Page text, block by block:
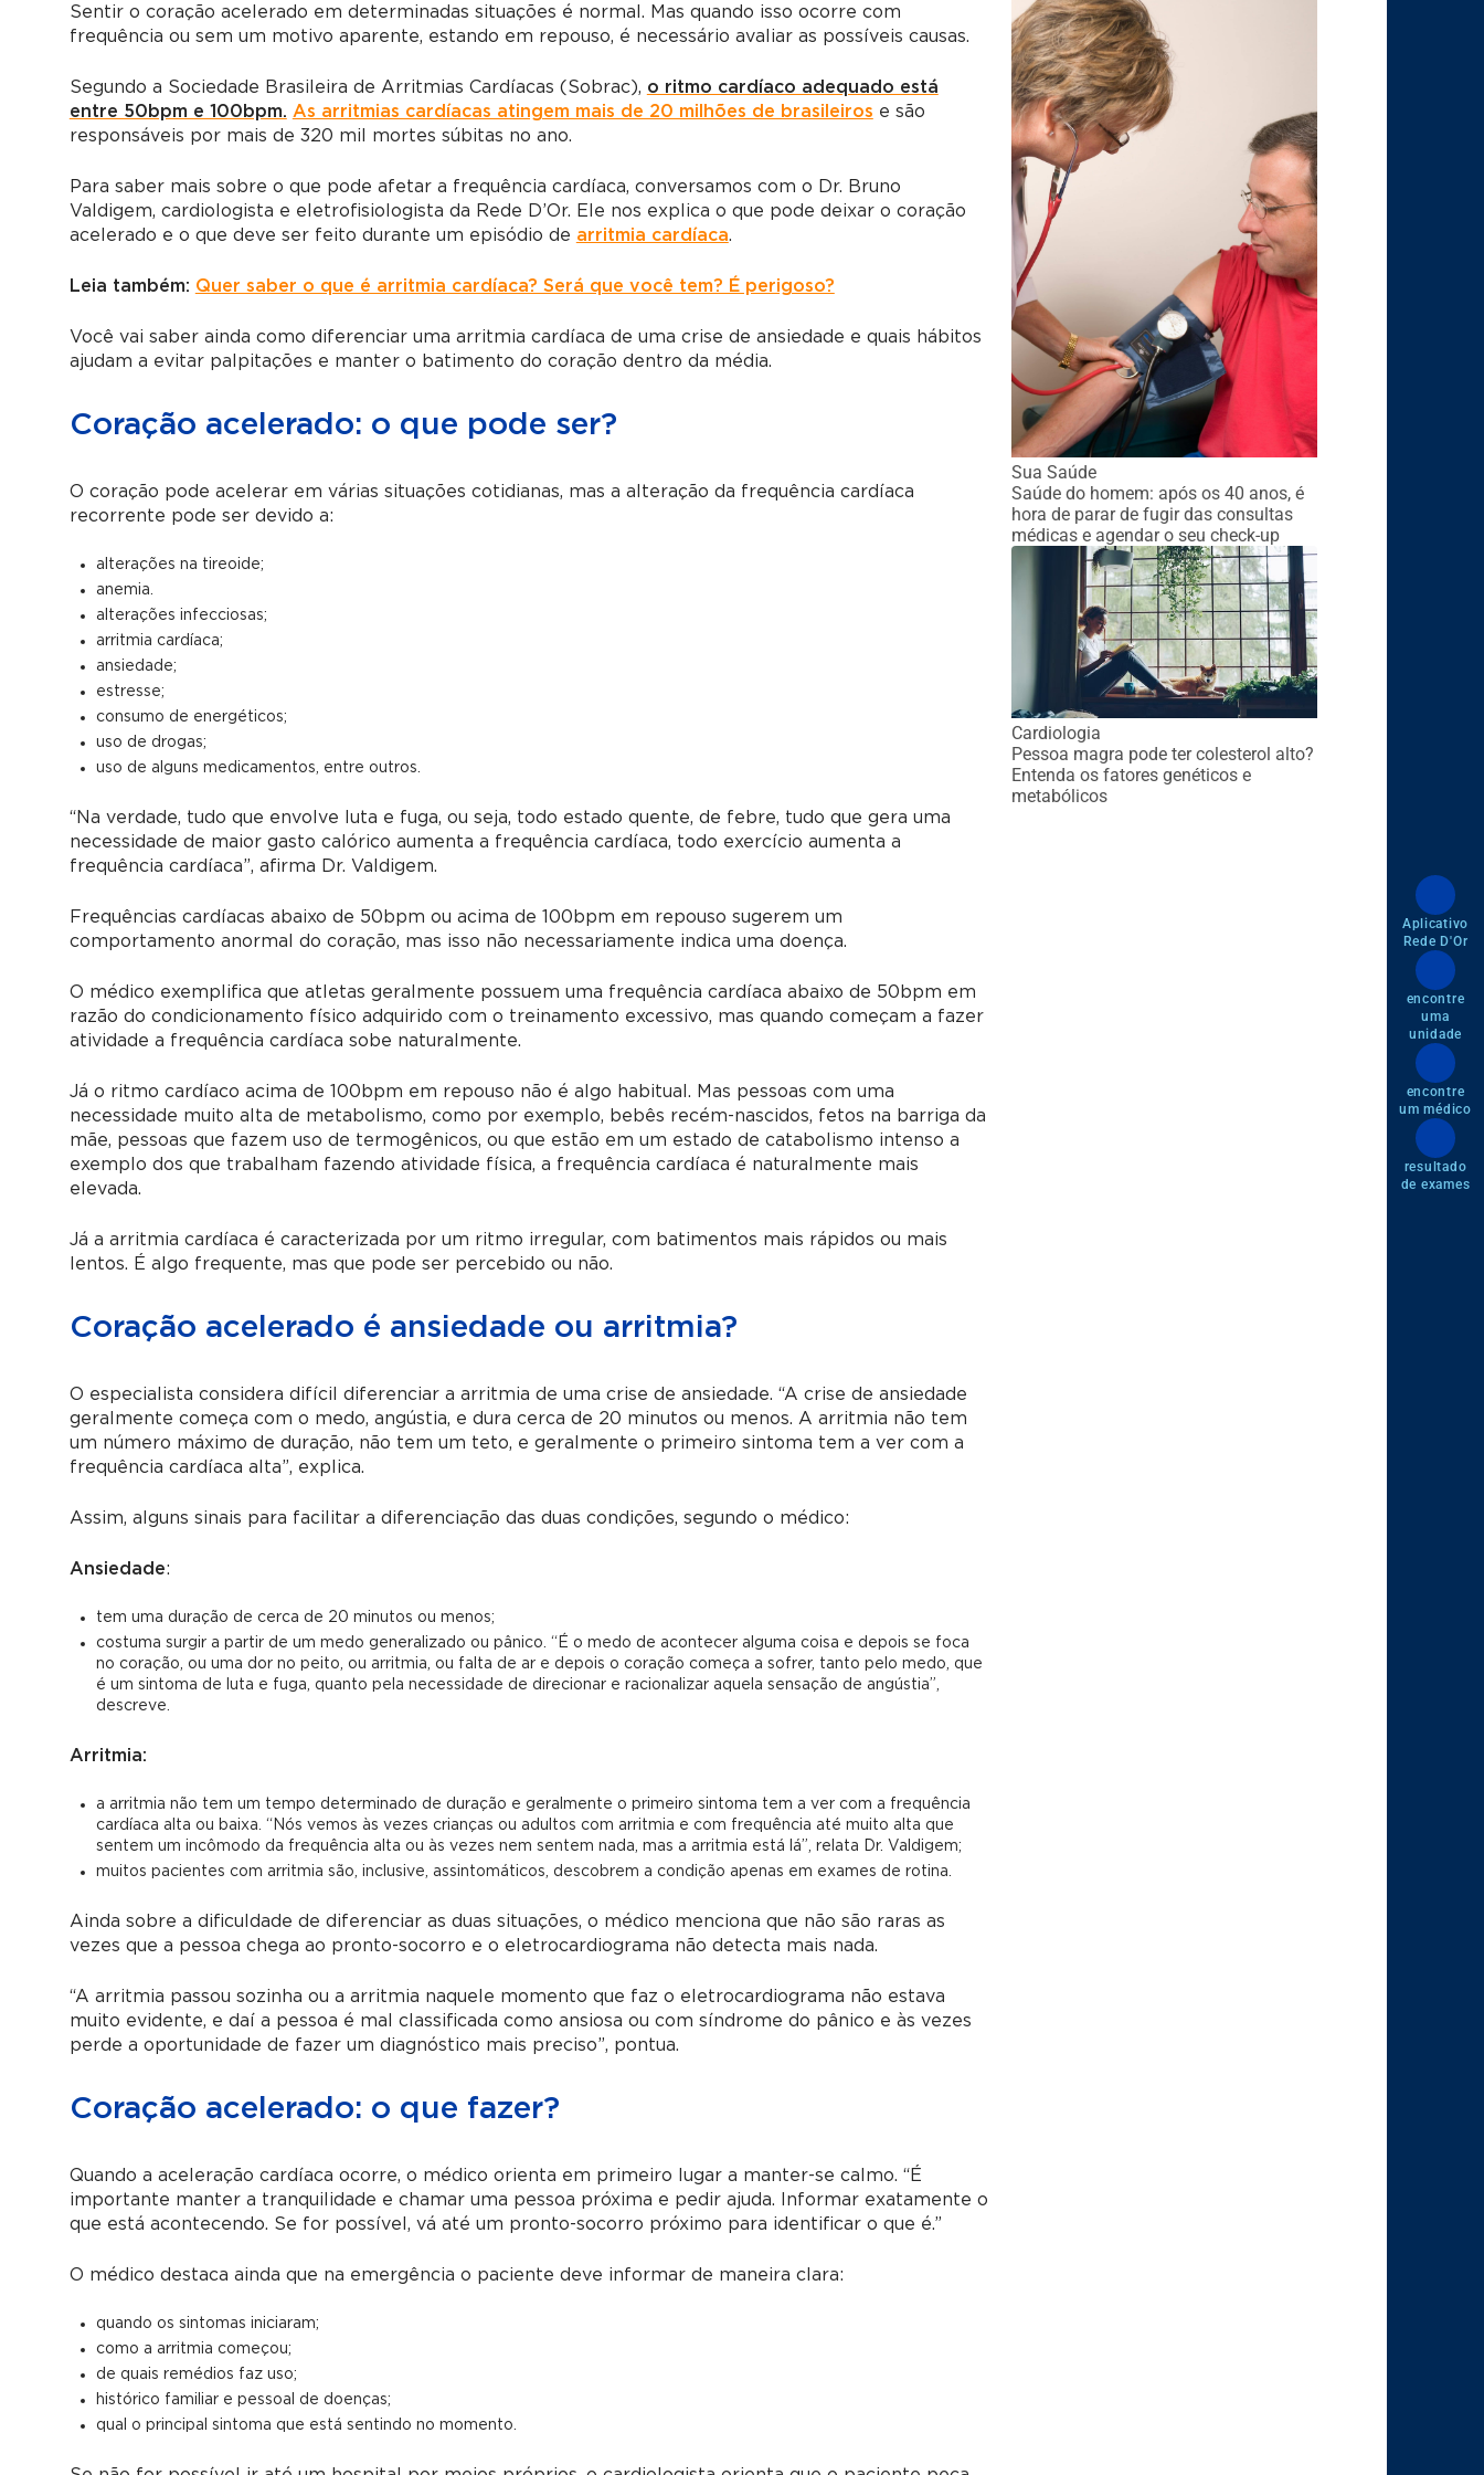
Sentir o coração acelerado em determinadas situações é normal. Mas quando isso ocorre com
frequência ou sem um motivo aparente, estando em repouso, é necessário avaliar as possíveis causas.
Segundo a Sociedade Brasileira de Arritmias Cardíacas (Sobrac), o ritmo cardíaco adequado está
entre 50bpm e 100bpm. As arritmias cardíacas atingem mais de 20 milhões de brasileiros e são
responsáveis por mais de 320 mil mortes súbitas no ano.
Para saber mais sobre o que pode afetar a frequência cardíaca, conversamos com o Dr. Bruno
Valdigem, cardiologista e eletrofisiologista da Rede D’Or. Ele nos explica o que pode deixar o coração
acelerado e o que deve ser feito durante um episódio de arritmia cardíaca.
Leia também: Quer saber o que é arritmia cardíaca? Será que você tem? É perigoso?
Você vai saber ainda como diferenciar uma arritmia cardíaca de uma crise de ansiedade e quais hábitos
ajudam a evitar palpitações e manter o batimento do coração dentro da média.
Coração acelerado: o que pode ser?
O coração pode acelerar em várias situações cotidianas, mas a alteração da frequência cardíaca
recorrente pode ser devido a:
alterações na tireoide;
anemia.
alterações infecciosas;
arritmia cardíaca;
ansiedade;
estresse;
consumo de energéticos;
uso de drogas;
uso de alguns medicamentos, entre outros.
“Na verdade, tudo que envolve luta e fuga, ou seja, todo estado quente, de febre, tudo que gera uma
necessidade de maior gasto calórico aumenta a frequência cardíaca, todo exercício aumenta a
frequência cardíaca”, afirma Dr. Valdigem.
Frequências cardíacas abaixo de 50bpm ou acima de 100bpm em repouso sugerem um
comportamento anormal do coração, mas isso não necessariamente indica uma doença.
O médico exemplifica que atletas geralmente possuem uma frequência cardíaca abaixo de 50bpm em
razão do condicionamento físico adquirido com o treinamento excessivo, mas quando começam a fazer
atividade a frequência cardíaca sobe naturalmente.
Já o ritmo cardíaco acima de 100bpm em repouso não é algo habitual. Mas pessoas com uma
necessidade muito alta de metabolismo, como por exemplo, bebês recém-nascidos, fetos na barriga da
mãe, pessoas que fazem uso de termogênicos, ou que estão em um estado de catabolismo intenso a
exemplo dos que trabalham fazendo atividade física, a frequência cardíaca é naturalmente mais
elevada.
Já a arritmia cardíaca é caracterizada por um ritmo irregular, com batimentos mais rápidos ou mais
lentos. É algo frequente, mas que pode ser percebido ou não.
Coração acelerado é ansiedade ou arritmia?
O especialista considera difícil diferenciar a arritmia de uma crise de ansiedade. “A crise de ansiedade
geralmente começa com o medo, angústia, e dura cerca de 20 minutos ou menos. A arritmia não tem
um número máximo de duração, não tem um teto, e geralmente o primeiro sintoma tem a ver com a
frequência cardíaca alta”, explica.
Assim, alguns sinais para facilitar a diferenciação das duas condições, segundo o médico:
Ansiedade:
tem uma duração de cerca de 20 minutos ou menos;
costuma surgir a partir de um medo generalizado ou pânico. “É o medo de acontecer alguma coisa e depois se foca
no coração, ou uma dor no peito, ou arritmia, ou falta de ar e depois o coração começa a sofrer, tanto pelo medo, que
é um sintoma de luta e fuga, quanto pela necessidade de direcionar e racionalizar aquela sensação de angústia”,
descreve.
Arritmia:
a arritmia não tem um tempo determinado de duração e geralmente o primeiro sintoma tem a ver com a frequência
cardíaca alta ou baixa. “Nós vemos às vezes crianças ou adultos com arritmia e com frequência até muito alta que
sentem um incômodo da frequência alta ou às vezes nem sentem nada, mas a arritmia está lá”, relata Dr. Valdigem;
muitos pacientes com arritmia são, inclusive, assintomáticos, descobrem a condição apenas em exames de rotina.
Ainda sobre a dificuldade de diferenciar as duas situações, o médico menciona que não são raras as
vezes que a pessoa chega ao pronto-socorro e o eletrocardiograma não detecta mais nada.
“A arritmia passou sozinha ou a arritmia naquele momento que faz o eletrocardiograma não estava
muito evidente, e daí a pessoa é mal classificada como ansiosa ou com síndrome do pânico e às vezes
perde a oportunidade de fazer um diagnóstico mais preciso”, pontua.
Coração acelerado: o que fazer?
Quando a aceleração cardíaca ocorre, o médico orienta em primeiro lugar a manter-se calmo. “É
importante manter a tranquilidade e chamar uma pessoa próxima e pedir ajuda. Informar exatamente o
que está acontecendo. Se for possível, vá até um pronto-socorro próximo para identificar o que é.”
O médico destaca ainda que na emergência o paciente deve informar de maneira clara:
quando os sintomas iniciaram;
como a arritmia começou;
de quais remédios faz uso;
histórico familiar e pessoal de doenças;
qual o principal sintoma que está sentindo no momento.
Sua Saúde
Saúde do homem: após os 40 anos, é
hora de parar de fugir das consultas
médicas e agendar o seu check-up
Cardiologia
Pessoa magra pode ter colesterol alto?
Entenda os fatores genéticos e
metabólicos
Aplicativo
Rede D'Or
encontre
uma
unidade
encontre
um médico
resultado
de exames